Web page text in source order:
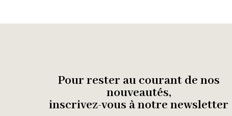
Pour rester au courant de nos
nouveautés,
inscrivez-vous à notre newsletter